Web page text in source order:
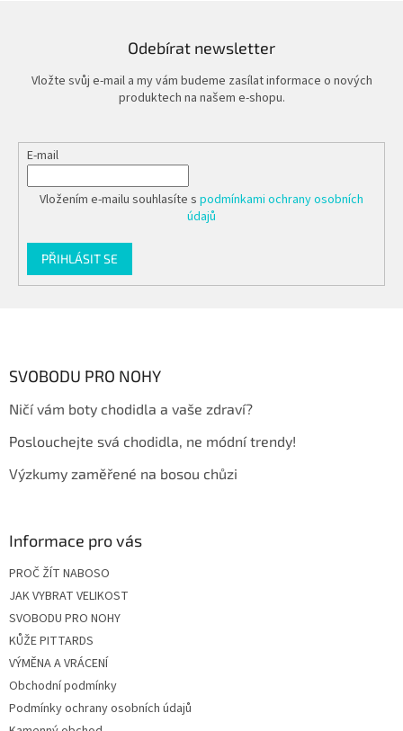
Odebírat newsletter
Vložte svůj e-mail a my vám budeme zasílat informace o nových
produktech na našem e-shopu.
E-mail
Vložením e-mailu souhlasíte s podmínkami ochrany osobních
údajů
PŘIHLÁSIT SE
SVOBODU PRO NOHY
Ničí vám boty chodidla a vaše zdraví?
Poslouchejte svá chodidla, ne módní trendy!
Výzkumy zaměřené na bosou chůzi
Informace pro vás
PROČ ŽÍT NABOSO
JAK VYBRAT VELIKOST
SVOBODU PRO NOHY
KŮŽE PITTARDS
VÝMĚNA A VRÁCENÍ
Obchodní podmínky
Podmínky ochrany osobních údajů